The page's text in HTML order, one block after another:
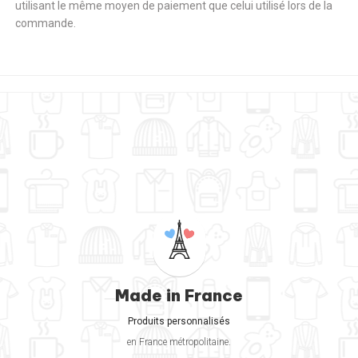
utilisant le même moyen de paiement que celui utilisé lors de la
commande.
Made in France
Produits personnalisés
en France métropolitaine.